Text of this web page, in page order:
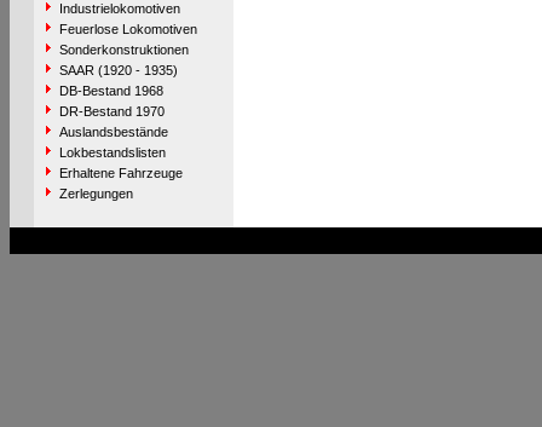
Industrielokomotiven
Feuerlose Lokomotiven
Sonderkonstruktionen
SAAR (1920 - 1935)
DB-Bestand 1968
DR-Bestand 1970
Auslandsbestände
Lokbestandslisten
Erhaltene Fahrzeuge
Zerlegungen